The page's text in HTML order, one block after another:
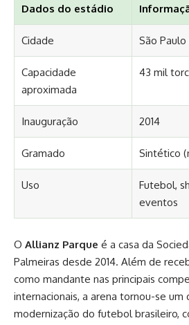
Dados do estádio
Cidade São Paulo
Capacidade
aproximada
43 mil
Inauguração 2014
Gramado Sintético
Uso
Futebol,
eventos
O Allianz Parque é a casa da
Palmeiras desde 2014. Além de
como mandante nas principais
internacionais, a arena tornou-se um
modernização do futebol brasileiro,